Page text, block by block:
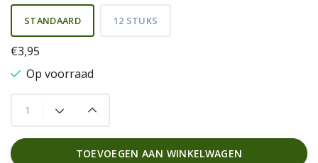
STANDAARD 12 STUKS
€3,95
Op voorraad
TOEVOEGEN AAN WINKELWAGEN